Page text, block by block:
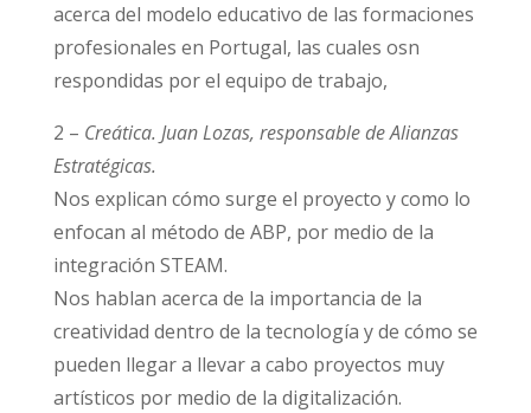
acerca del modelo educativo de las formaciones
profesionales en Portugal, las cuales osn
respondidas por el equipo de trabajo,
2 – Creática. Juan Lozas, responsable de Alianzas
Estratégicas.
Nos explican cómo surge el proyecto y como lo
enfocan al método de ABP, por medio de la
integración STEAM.
Nos hablan acerca de la importancia de la
creatividad dentro de la tecnología y de cómo se
pueden llegar a llevar a cabo proyectos muy
artísticos por medio de la digitalización.